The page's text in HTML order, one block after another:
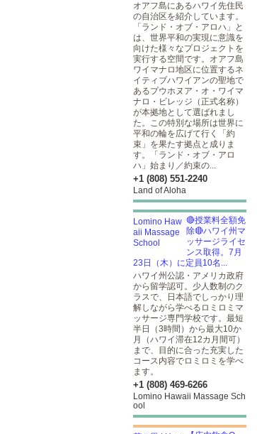
オアフ島にあるハワイ先住民
の自治区を紹介しています。
「ランド・オブ・アロハ」と
は、世界平和の実現に意識を
向けた様々なプロジェクトを
実行する空間です。オアフ島
ワイマナロ地区に位置するネ
イティブハワイアンの聖地で
あるプウホヌア・オ・ワイマ
ナロ・ビレッジ（正式名称）
が本拠地として選ばれまし
た。この特別な場所は世界に
平和の輪を広げて行く「約
束」を果たす拠点と成りま
す。「ランド・オブ・アロ
ハ」始まり／約束の...
+1 (808) 551-2240
Land of Aloha
🔴授業料全額免
除🔴ハワイ州マ
ッサージライセ
ンス取得。7月
23日（木）に定員10名...
ハワイ州公認・アメリカ政府
から留学認可。少人数制のク
ラスで、日本語でしっかり理
解しながら学べるロミロミマ
ッサージ専門学校です。最短
半日（3時間）から最大10か
月（ハワイ滞在12カ月間可）
まで、目的に合った充実した
コース内容でロミロミを学べ
ます。
+1 (808) 469-6266
Lomino Hawaii Massage Sch
ool